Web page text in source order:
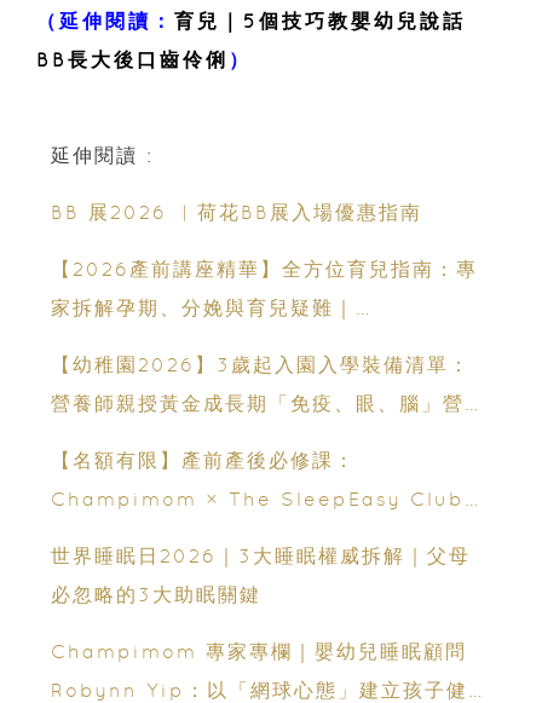
（延伸閱讀： 育兒｜5個技巧教嬰幼兒說話
BB長大後口齒伶俐 ）
延伸閱讀 :
BB 展2026 ︳荷花BB展入場優惠指南
【2026產前講座精華】全方位育兒指南：專
家拆解孕期、分娩與育兒疑難｜
【幼稚園2026】3歲起入園入學裝備清單：
營養師親授黃金成長期「免疫、眼、腦」營養
【名額有限】產前產後必修課：
Champimom × The SleepEasy Club
世界睡眠日2026｜3大睡眠權威拆解｜父母
必忽略的3大助眠關鍵
Champimom 專家專欄｜嬰幼兒睡眠顧問
Robynn Yip：以「網球心態」建立孩子健康